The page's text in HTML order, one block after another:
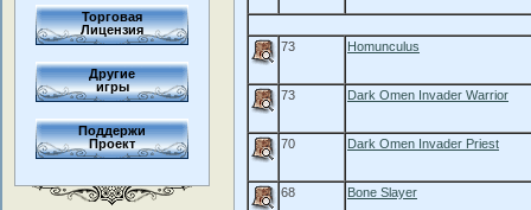
Торговая
Лицензия
Другие
игры
Поддержи
Проект
73 Homunculus
73 Dark Omen Invader Warrior
70 Dark Omen Invader Priest
68 Bone Slayer